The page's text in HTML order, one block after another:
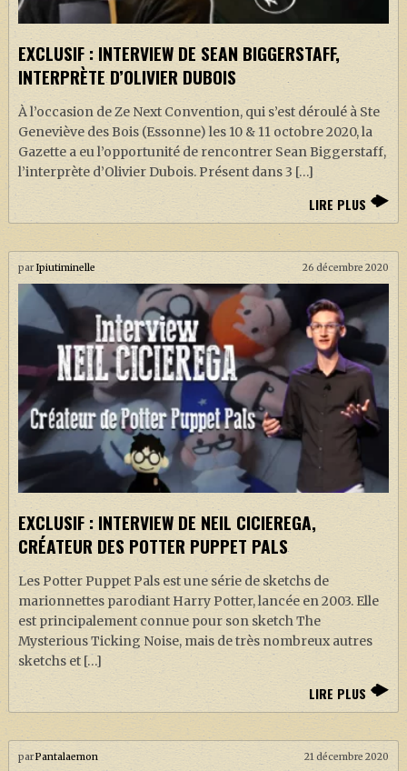
EXCLUSIF : INTERVIEW DE SEAN BIGGERSTAFF,
INTERPRÈTE D’OLIVIER DUBOIS
À l’occasion de Ze Next Convention, qui s’est déroulé à Ste
Geneviève des Bois (Essonne) les 10 & 11 octobre 2020, la
Gazette a eu l’opportunité de rencontrer Sean Biggerstaff,
l’interprète d’Olivier Dubois. Présent dans 3 […]
LIRE PLUS
parIpiutiminelle 26 décembre 2020
EXCLUSIF : INTERVIEW DE NEIL CICIEREGA,
CRÉATEUR DES POTTER PUPPET PALS
Les Potter Puppet Pals est une série de sketchs de
marionnettes parodiant Harry Potter, lancée en 2003. Elle
est principalement connue pour son sketch The
Mysterious Ticking Noise, mais de très nombreux autres
sketchs et […]
LIRE PLUS
parPantalaemon 21 décembre 2020